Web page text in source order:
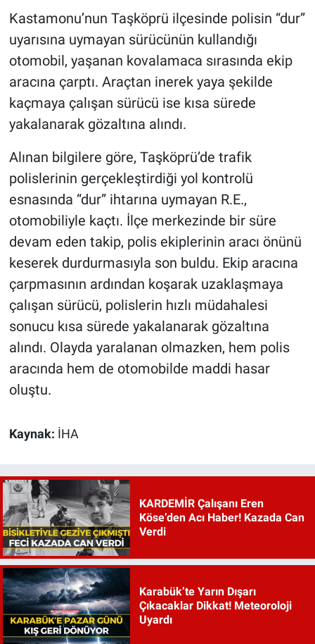
Kastamonu’nun Taşköprü ilçesinde polisin “dur”
uyarısına uymayan sürücünün kullandığı
otomobil, yaşanan kovalamaca sırasında ekip
aracına çarptı. Araçtan inerek yaya şekilde
kaçmaya çalışan sürücü ise kısa sürede
yakalanarak gözaltına alındı.
Alınan bilgilere göre, Taşköprü’de trafik
polislerinin gerçekleştirdiği yol kontrolü
esnasında “dur” ihtarına uymayan R.E.,
otomobiliyle kaçtı. İlçe merkezinde bir süre
devam eden takip, polis ekiplerinin aracı önünü
keserek durdurmasıyla son buldu. Ekip aracına
çarpmasının ardından koşarak uzaklaşmaya
çalışan sürücü, polislerin hızlı müdahalesi
sonucu kısa sürede yakalanarak gözaltına
alındı. Olayda yaralanan olmazken, hem polis
aracında hem de otomobilde maddi hasar
oluştu.
Kaynak: İHA
KARDEMİR Çalışanı Eren
Köse’den Acı Haber! Kazada Can
Verdi
Karabük’te Yarın Dışarı
Çıkacaklar Dikkat! Meteoroloji
Uyardı